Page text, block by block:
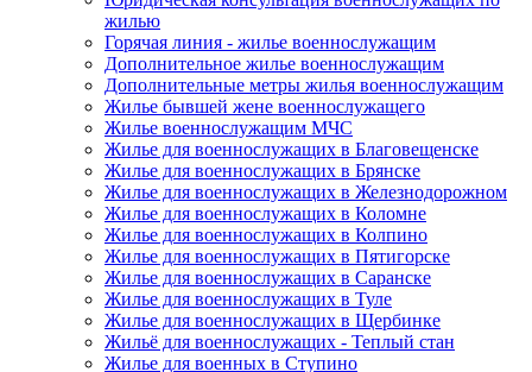
жилью
Горячая линия - жилье военнослужащим
Дополнительное жилье военнослужащим
Дополнительные метры жилья военнослужащим
Жилье бывшей жене военнослужащего
Жилье военнослужащим МЧС
Жилье для военнослужащих в Благовещенске
Жилье для военнослужащих в Брянске
Жилье для военнослужащих в Железнодорожном
Жилье для военнослужащих в Коломне
Жилье для военнослужащих в Колпино
Жилье для военнослужащих в Пятигорске
Жилье для военнослужащих в Саранске
Жилье для военнослужащих в Туле
Жилье для военнослужащих в Щербинке
Жильё для военнослужащих - Теплый стан
Жилье для военных в Ступино